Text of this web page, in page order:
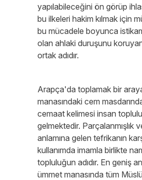
yapılabileceğini ön görüp
bu ilkeleri hakim kılmak için
bu mücadele boyunca
olan ahlaki duruşunu koruyan
ortak adıdır.
Arapça'da toplamak bir
manasındaki cem
cemaat kelimesi insan
gelmektedir. Parçalanmışlık
anlamına gelen tefrikanın
kullanımda imamla birlikte
topluluğun adıdır. En geniş
ümmet manasında tüm